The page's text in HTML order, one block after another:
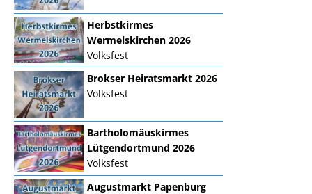
Herbstkirmes
Wermelskirchen 2026
Volksfest
Brokser Heiratsmarkt 2026
Volksfest
Bartholomäuskirmes
Lütgendortmund 2026
Volksfest
Augustmarkt Papenburg